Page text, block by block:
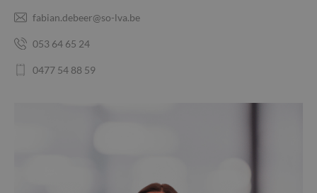
fabian.debeer@so-lva.be
053 64 65 24
0477 54 88 59